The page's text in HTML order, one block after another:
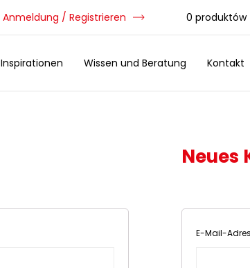
Anmeldung / Registrieren 0 produktów
Inspirationen Wissen und Beratung Kontakt
Neues
E-Mail-